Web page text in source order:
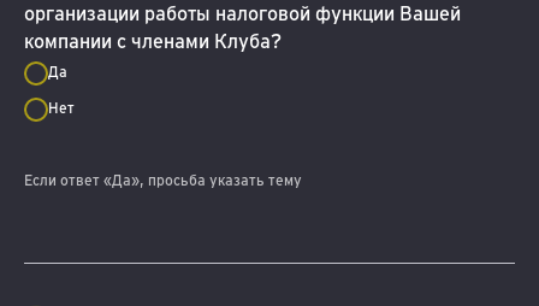
организации работы налоговой функции Вашей
компании с членами Клуба?
Да
Нет
Если ответ «Да», просьба указать тему